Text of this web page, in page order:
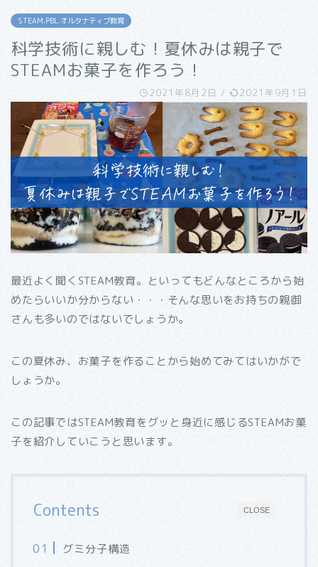
STEAM.PBL.オルタナティブ教育
科学技術に親しむ！夏休みは親子で
STEAMお菓子を作ろう！
2021年8月2日 / 2021年9月1日
最近よく聞くSTEAM教育。といってもどんなところから始
めたらいいか分からない・・・そんな思いをお持ちの親御
さんも多いのではないでしょうか。
この夏休み、お菓子を作ることから始めてみてはいかがで
しょうか。
この記事ではSTEAM教育をグッと身近に感じるSTEAMお菓
子を紹介していこうと思います。
CLOSE
Contents
グミ分子構造